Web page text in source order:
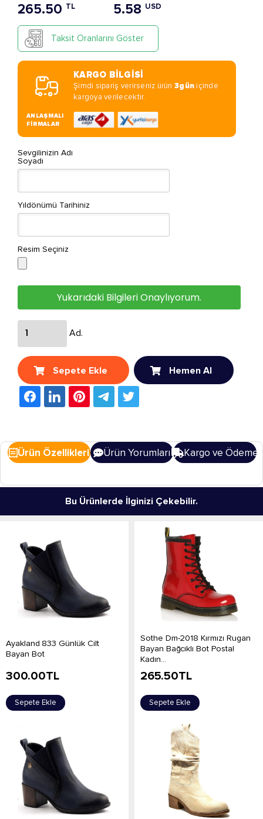
265.50 TL 5.58 USD
Taksit Oranlarını Göster
KARGO BİLGİSİ
Şimdi sipariş verirseniz ürün 3güniçinde
kargoya verilecektir.
ANLAŞMALI
FİRMALAR
Sevgilinizin Adı
Soyadı
Yıldönümü Tarihiniz
Resim Seçiniz
Yukarıdaki Bilgileri Onaylıyorum.
Ad.
Sepete Ekle Hemen Al
Ürün Özellikleri Ürün Yorumları Kargo ve Ödeme
Bu Ürünlerde İlginizi Çekebilir.
Ayakland 833 Günlük Cilt
Bayan Bot
300.00TL
Sepete Ekle
Sothe Dm-2018 Kırmızı Rugan
Bayan Bağcıklı Bot Postal
Kadın...
265.50TL
Sepete Ekle